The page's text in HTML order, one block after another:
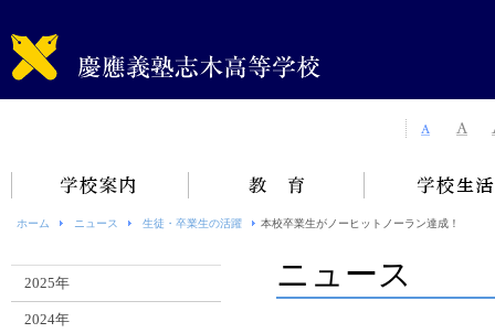
ホーム ニュース 生徒・卒業生の活躍 本校卒業生がノーヒットノーラン達成！
ニュース
2025年
2024年